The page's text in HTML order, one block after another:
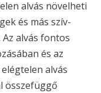
alvás növelheti
és más szív-
alvás fontos
és az
alvás
összefüggő